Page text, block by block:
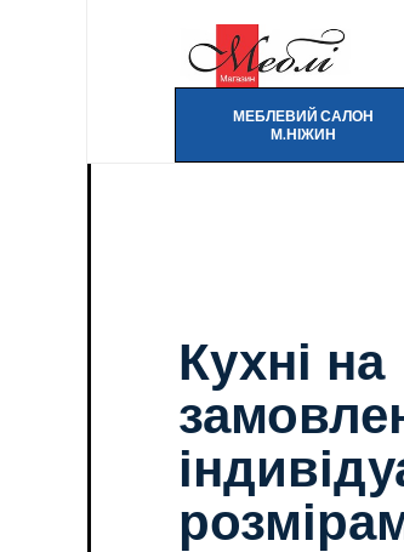
МЕБЛЕВИЙ САЛОН
М.НІЖИН
Кухні на